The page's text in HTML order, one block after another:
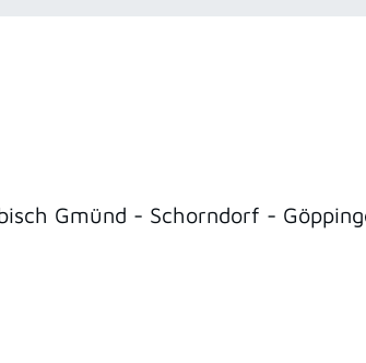
Gmünd - Schorndorf -